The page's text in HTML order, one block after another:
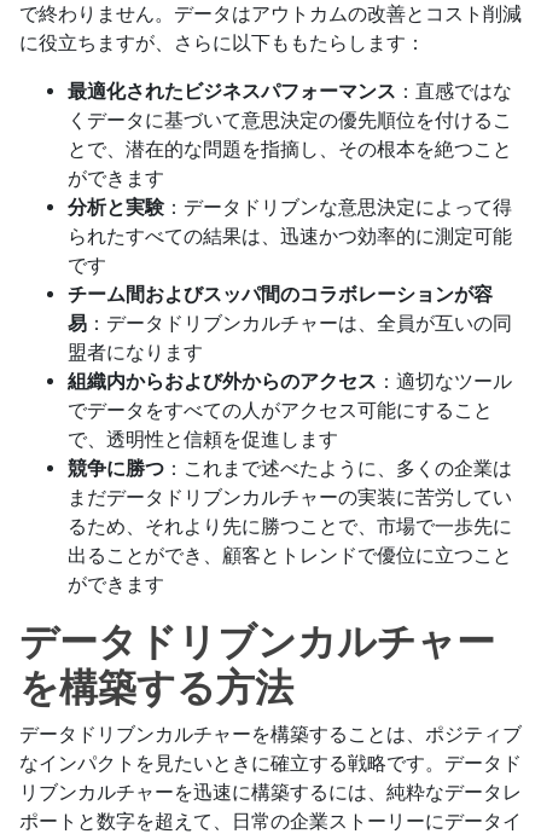
で終わりません。データはアウトカムの改善とコスト削減
に役立ちますが、さらに以下ももたらします：
最適化されたビジネスパフォーマンス ：直感ではな
くデータに基づいて意思決定の優先順位を付けるこ
とで、潜在的な問題を指摘し、その根本を絶つこと
ができます
分析と実験 ：データドリブンな意思決定によって得
られたすべての結果は、迅速かつ効率的に測定可能
です
チーム間およびスッパ間のコラボレーションが容
易 ：データドリブンカルチャーは、全員が互いの同
盟者になります
組織内からおよび外からのアクセス ：適切なツール
でデータをすべての人がアクセス可能にすること
で、透明性と信頼を促進します
競争に勝つ ：これまで述べたように、多くの企業は
まだデータドリブンカルチャーの実装に苦労してい
るため、それより先に勝つことで、市場で一歩先に
出ることができ、顧客とトレンドで優位に立つこと
ができます
データドリブンカルチャー
を構築する方法
データドリブンカルチャーを構築することは、ポジティブ
なインパクトを見たいときに確立する戦略です。データド
リブンカルチャーを迅速に構築するには、純粋なデータレ
ポートと数字を超えて、日常の企業ストーリーにデータイ